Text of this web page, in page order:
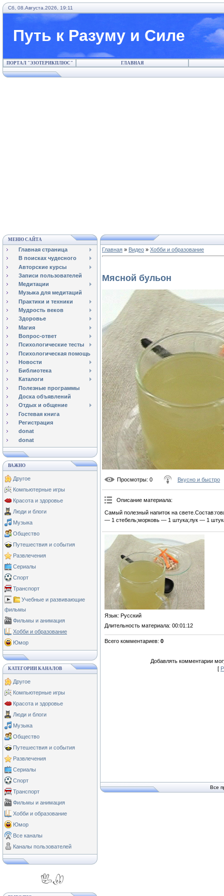
Сб, 08.Августа.2026, 19:11
Путь к Разуму и Силе
ПОРТАЛ "ЭЗОТЕРИКПЛЮС" ГЛАВНАЯ
МЕНЮ САЙТА
Главная страница
В поисках чудесного
Авторские курсы
Записи пользователей
Медитации
Музыка для медитаций
Практики и техники
Мудрость веков
Здоровье
Магия
Вопрос-ответ
Психологические тесты
Психологическая помощь
Новости
Библиотека
Каталоги
Полезные программы
Доска объявлений
Отдых и общение
Гостевая книга
Регистрация
donat
donat
ВАЖНО
Другое
Компьютерные игры
Красота и здоровье
Люди и блоги
Музыка
Общество
Путешествия и события
Развлечения
Сериалы
Спорт
Транспорт
Учебные и развивающие
фильмы
Фильмы и анимация
Хобби и образование
Юмор
КАТЕГОРИИ КАНАЛОВ
Другое
Компьютерные игры
Красота и здоровье
Люди и блоги
Музыка
Общество
Путешествия и события
Развлечения
Сериалы
Спорт
Транспорт
Фильмы и анимация
Хобби и образование
Юмор
Все каналы
Каналы пользователей
Главная » Видео » Хобби и образование
Мясной бульон
Просмотры: 0 Вкусно и быстро
Описание материала:
Самый полезный напиток на
— 1 стебель;морковь — 1 штука;лук — 1
Язык: Русский
Длительность материала: 00:01:12
Всего комментариев: 0
Добавлять комментарии
[
Все